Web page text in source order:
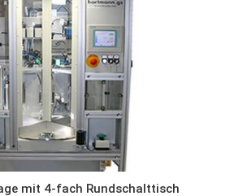
mit 4-fach Rundschalttisch